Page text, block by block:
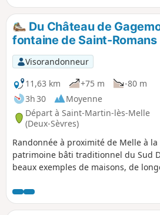
Du Château de
fontaine de Saint-Romans
Visorandonneur
11,63 km
+75 m
-80 m
3h 30
Moyenne
Départ à Saint-Martin-lès-Melle
(Deux-Sèvres)
Randonnée à proximité de Melle à
patrimoine bâti traditionnel du Sud
beaux exemples de maisons, de
chapelle mais aussi de magnifiques
variées et de petits bois découpés